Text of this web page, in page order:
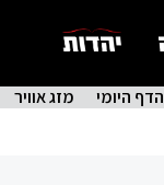
הדף היומי מזג אוויר